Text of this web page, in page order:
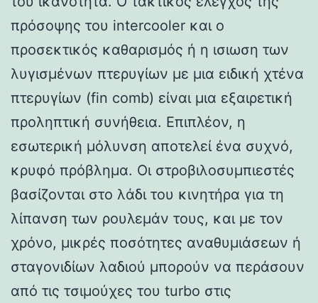
πρόσοψης του intercooler και ο
προσεκτικός καθαρισμός ή η ισιωση των
λυγισμένων πτερυγίων με μια ειδική χτένα
πτερυγίων (fin comb) είναι μια εξαιρετική
προληπτική συνήθεια. Επιπλέον, η
εσωτερική μόλυνση αποτελεί ένα συχνό,
κρυφό πρόβλημα. Οι στροβιλοσυμπιεστές
βασίζονται στο λάδι του κινητήρα για τη
λίπανση των ρουλεμάν τους, και με τον
χρόνο, μικρές ποσότητες αναθυμιάσεων ή
σταγονιδίων λαδιού μπορούν να περάσουν
από τις τσιμούχες του turbo στις